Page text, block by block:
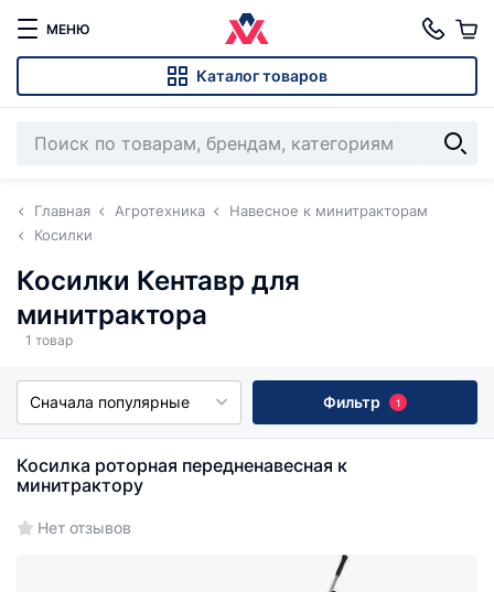
МЕНЮ
Каталог товаров
Главная Агротехника
Навесное к минитракторам
Косилки
Косилки Кентавр для
минитрактора
1 товар
Сначала популярные Фильтр 1
Косилка роторная передненавесная к
минитрактору
Нет отзывов